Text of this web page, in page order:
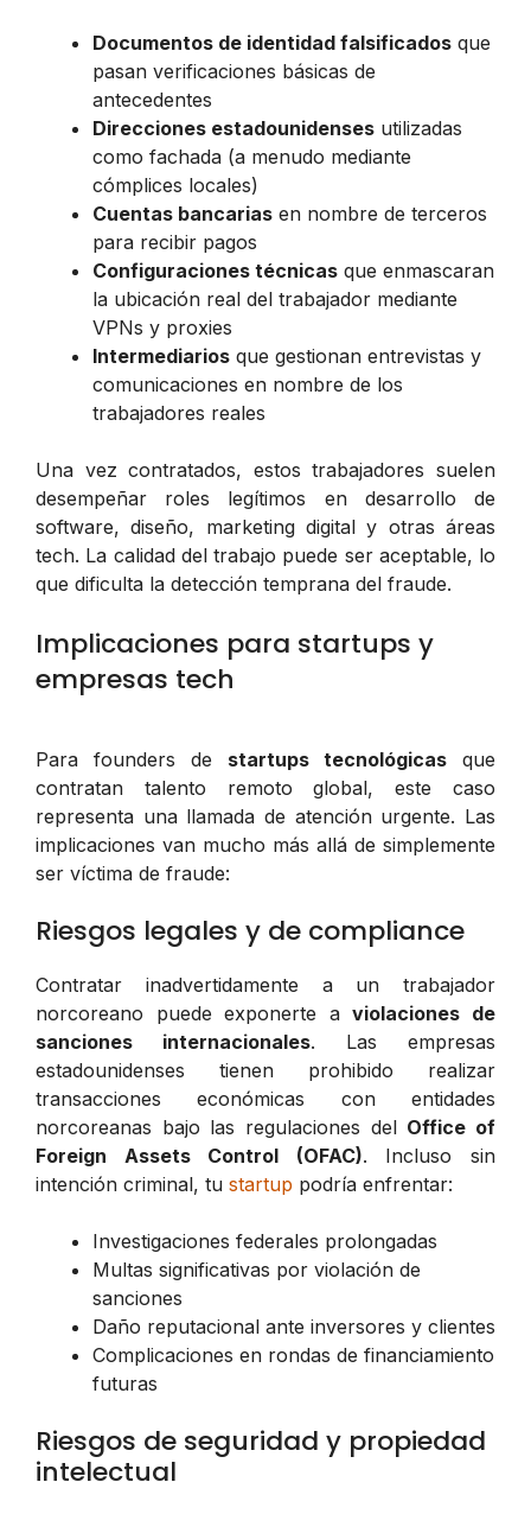
Documentos de identidad falsificados que
pasan verificaciones básicas de
antecedentes
Direcciones estadounidenses utilizadas
como fachada (a menudo mediante
cómplices locales)
Cuentas bancarias en nombre de terceros
para recibir pagos
Configuraciones técnicas que enmascaran
la ubicación real del trabajador mediante
VPNs y proxies
Intermediarios que gestionan entrevistas y
comunicaciones en nombre de los
trabajadores reales
Una vez contratados, estos trabajadores suelen
desempeñar roles legítimos en desarrollo de
software, diseño, marketing digital y otras áreas
tech. La calidad del trabajo puede ser aceptable, lo
que dificulta la detección temprana del fraude.
Implicaciones para startups y
empresas tech
Para founders de startups tecnológicas que
contratan talento remoto global, este caso
representa una llamada de atención urgente. Las
implicaciones van mucho más allá de simplemente
ser víctima de fraude:
Riesgos legales y de compliance
Contratar inadvertidamente a un trabajador
norcoreano puede exponerte aviolaciones de
sanciones internacionales. Las empresas
estadounidenses tienen prohibido realizar
transacciones económicas con entidades
norcoreanas bajo las regulaciones del Office of
Foreign Assets Control (OFAC). Incluso sin
intención criminal, tu startup podría enfrentar:
Investigaciones federales prolongadas
Multas significativas por violación de
sanciones
Daño reputacional ante inversores y clientes
Complicaciones en rondas de financiamiento
futuras
Riesgos de seguridad y propiedad
intelectual